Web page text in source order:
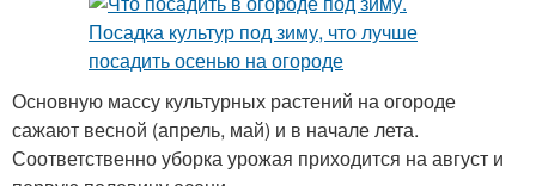
Основную массу культурных растений на огороде
сажают весной (апрель, май) и в начале лета.
Соответственно уборка урожая приходится на август и